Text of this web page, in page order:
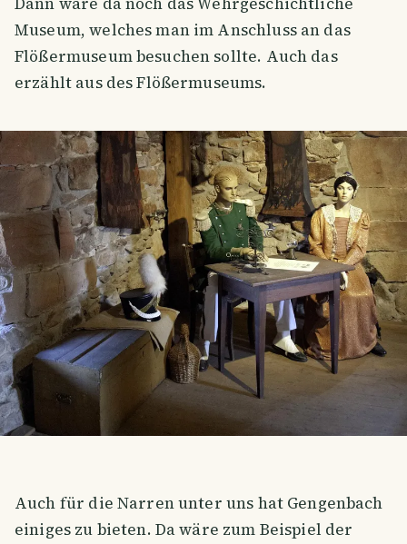
Museum, welches man im Anschluss an das
Flößermuseum besuchen sollte. Auch das
erzählt aus des Flößermuseums.
Auch für die Narren unter uns hat Gengenbach
einiges zu bieten. Da wäre zum Beispiel der